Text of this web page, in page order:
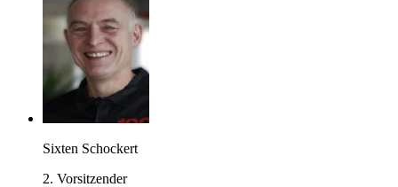
Sixten Schockert
2. Vorsitzender